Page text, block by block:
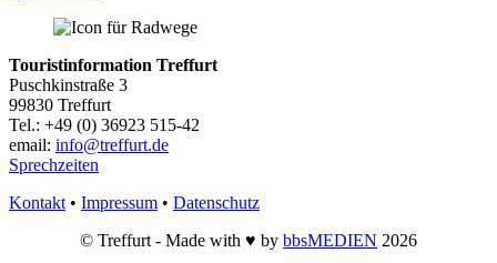
Touristinformation Treffurt
Puschkinstraße 3
99830 Treffurt
Tel.: +49 (0) 36923 515-42
email: info@treffurt.de
Sprechzeiten
Kontakt • Impressum • Datenschutz
© Treffurt - Made with ♥ by bbsMEDIEN 2026